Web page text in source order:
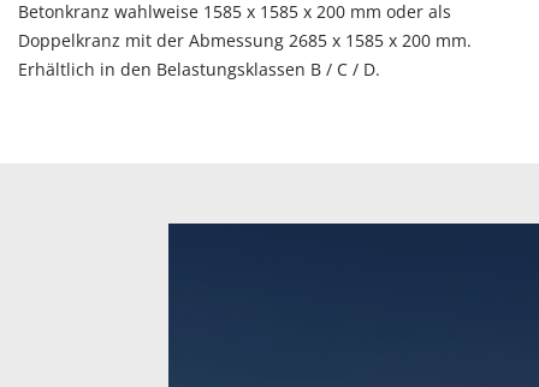
Betonkranz wahlweise 1585 x 1585 x 200 mm oder als
Doppelkranz mit der Abmessung 2685 x 1585 x 200 mm.
Erhältlich in den Belastungsklassen B / C / D.